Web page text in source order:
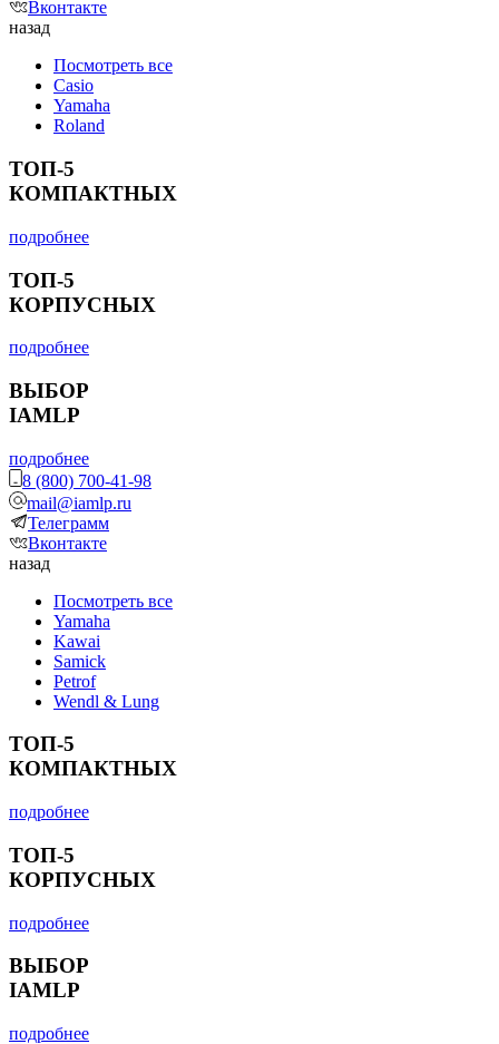
Вконтакте
назад
Посмотреть все
Casio
Yamaha
Roland
ТОП-5
КОМПАКТНЫХ
подробнее
ТОП-5
КОРПУСНЫХ
подробнее
ВЫБОР
IAMLP
подробнее
8 (800) 700-41-98
mail@iamlp.ru
Телеграмм
Вконтакте
назад
Посмотреть все
Yamaha
Kawai
Samick
Petrof
Wendl & Lung
ТОП-5
КОМПАКТНЫХ
подробнее
ТОП-5
КОРПУСНЫХ
подробнее
ВЫБОР
IAMLP
подробнее